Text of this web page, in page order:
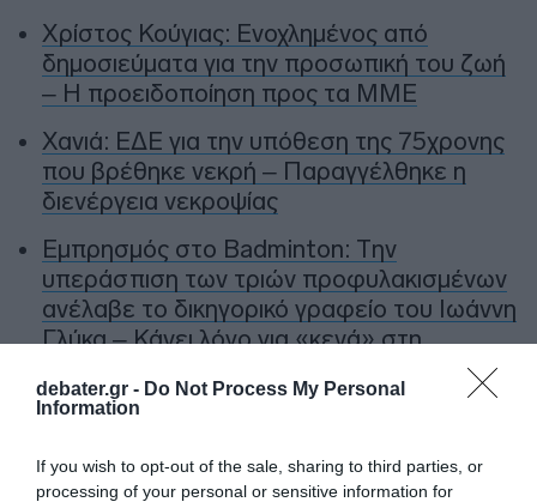
debater.gr - Do Not Process My Personal
Information
If you wish to opt-out of the sale, sharing to third parties, or
processing of your personal or sensitive information for
Χρίστος Κούγιας: Ενοχλημένος από
δημοσιεύματα για την προσωπική του ζωή
– Η προειδοποίηση προς τα ΜΜΕ
Χανιά: ΕΔΕ για την υπόθεση της 75χρονης
που βρέθηκε νεκρή – Παραγγέλθηκε η
διενέργεια νεκροψίας
Εμπρησμός στο Badminton: Την
υπεράσπιση των τριών προφυλακισμένων
ανέλαβε το δικηγορικό γραφείο του Ιωάννη
Γλύκα – Κάνει λόγο για «κενά» στη
Στο “μικροσκόπιο” της ΑΑΔΕ οι μεταφορές
φορολογηθούν ως δωρεές